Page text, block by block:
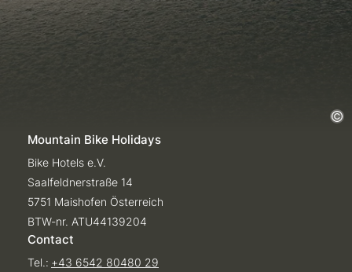
Mountain Bike Holidays
Bike Hotels e.V.
Saalfeldnerstraße 14
5751 Maishofen Österreich
BTW-nr. ATU44139204
Contact
Tel.: +43 6542 80480 29